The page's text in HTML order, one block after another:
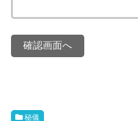
確認画面へ
秘儀